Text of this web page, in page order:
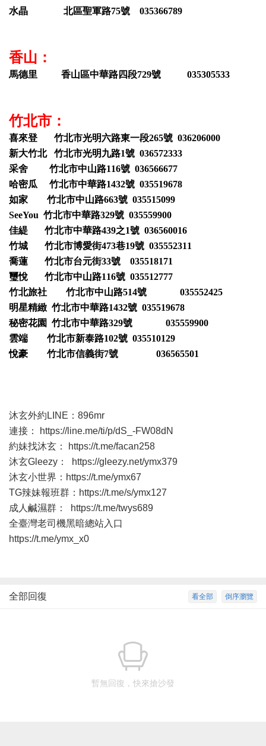
水晶 北區聖軍路75號 035366789
香山：
馬德里 香山區中華路四段729號 035305533
竹北市：
喜來登 竹北市光明六路東一段265號 036206000
新大竹北 竹北市光明九路1號 036572333
采舍 竹北市中山路116號 036566677
哈密瓜 竹北市中華路1432號 035519678
如家 竹北市中山路663號 035515099
SeeYou 竹北市中華路329號 035559900
佳緹 竹北市中華路439之1號 036560016
竹城 竹北市博愛街473巷19號 035552311
喬蓮 竹北市台元街33號 035518171
璽悅 竹北市中山路116號 035512777
竹北旅社 竹北市中山路514號 035552425
明星精緻 竹北市中華路1432號 035519678
秘密花園 竹北市中華路329號 035559900
雲端 竹北市新泰路102號 035510129
悅豪 竹北市信義街7號 036565501
沐玄外約LINE：896mr
連接：
https://line.me/ti/p/dS_-FW08dN
約妹找沐玄：
https://t.me/facan258
沐玄Gleezy：
https://gleezy.net/ymx379
沐玄小世界： https://t.me/ymx67
TG辣妹報班群： https://t.me/s/ymx127
成人鹹濕群：
https://t.me/twys689
全臺灣老司機黑暗總站入口
https://t.me/ymx_x0
倒序瀏覽
看全部
全部回復
暫無回復，快來搶沙發